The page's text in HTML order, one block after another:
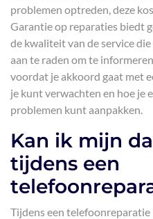
problemen optreden, deze
Garantie op reparaties biedt
de kwaliteit van de service
aan te raden om te
voordat je akkoord gaat met
je kunt verwachten en hoe je
problemen kunt aanpakken.
Kan ik mijn
tijdens een
Tijdens een telefoonreparatie